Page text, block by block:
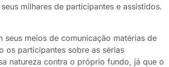
milhares de participantes e assistidos.
seus meios de comunicação matérias de
os participantes sobre as sérias
natureza contra o próprio fundo, já que o